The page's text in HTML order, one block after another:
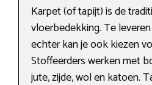
Karpet (of tapijt) is de
vloerbedekking. Te
echter kan je ook kiezen
Stoffeerders werken met
jute, zijde, wol en katoen.